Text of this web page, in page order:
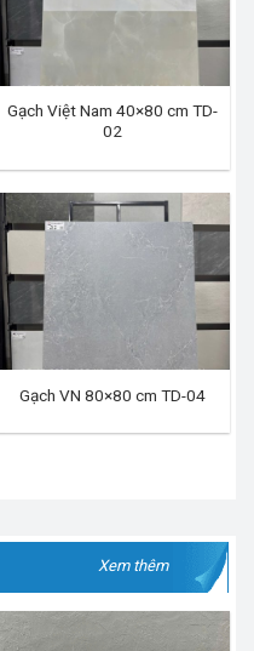
Gạch Việt Nam 40×80 cm TD-
02
Gạch VN 80×80 cm TD-04
Xem thêm